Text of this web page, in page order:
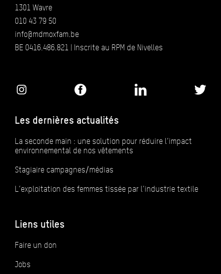
1301 Wavre
010 43 79 50
info@mdmoxfam.be
BE 0416.486.821 | Inscrite au RPM de Nivelles
Les dernières actualités
La seconde main : une solution pour réduire l’impact
environnemental de nos vêtements
Stagiaire campagnes/médias
L’exploitation des femmes tissée par l’industrie textile
Liens utiles
Faire un don
Jobs